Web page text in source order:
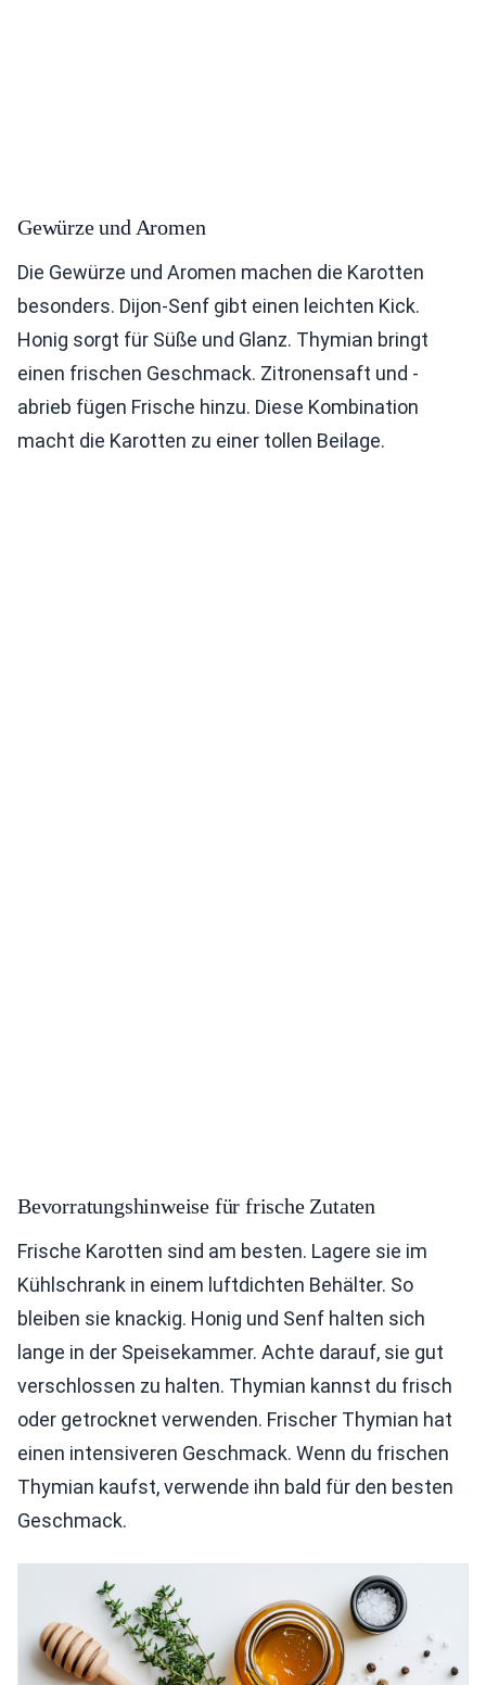
Gewürze und Aromen
Die Gewürze und Aromen machen die Karotten
besonders. Dijon-Senf gibt einen leichten Kick.
Honig sorgt für Süße und Glanz. Thymian bringt
einen frischen Geschmack. Zitronensaft und -
abrieb fügen Frische hinzu. Diese Kombination
macht die Karotten zu einer tollen Beilage.
Bevorratungshinweise für frische Zutaten
Frische Karotten sind am besten. Lagere sie im
Kühlschrank in einem luftdichten Behälter. So
bleiben sie knackig. Honig und Senf halten sich
lange in der Speisekammer. Achte darauf, sie gut
verschlossen zu halten. Thymian kannst du frisch
oder getrocknet verwenden. Frischer Thymian hat
einen intensiveren Geschmack. Wenn du frischen
Thymian kaufst, verwende ihn bald für den besten
Geschmack.